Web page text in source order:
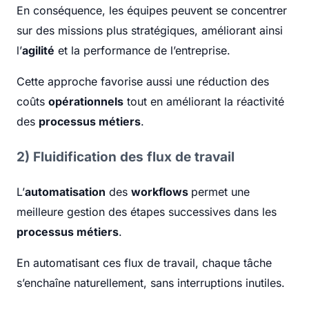
En conséquence, les équipes peuvent se concentrer
sur des missions plus stratégiques, améliorant ainsi
l’agilité et la performance de l’entreprise.
Cette approche favorise aussi une réduction des
coûts opérationnels tout en améliorant la réactivité
des processus métiers.
2) Fluidification des flux de travail
L’automatisation des workflows permet une
meilleure gestion des étapes successives dans les
processus métiers.
En automatisant ces flux de travail, chaque tâche
s’enchaîne naturellement, sans interruptions inutiles.